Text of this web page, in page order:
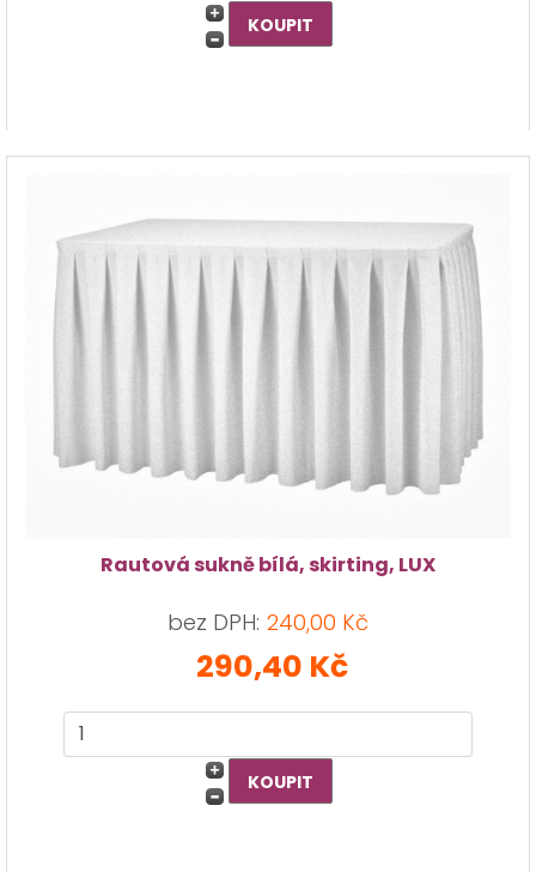
Rautová sukně bílá, skirting, LUX
bez DPH: 240,00 Kč
290,40 Kč